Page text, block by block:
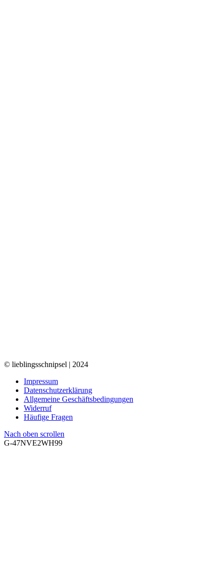
© lieblingsschnipsel | 2024
Impressum
Datenschutzerklärung
Allgemeine Geschäftsbedingungen
Widerruf
Häufige Fragen
Nach oben scrollen
G-47NVE2WH99